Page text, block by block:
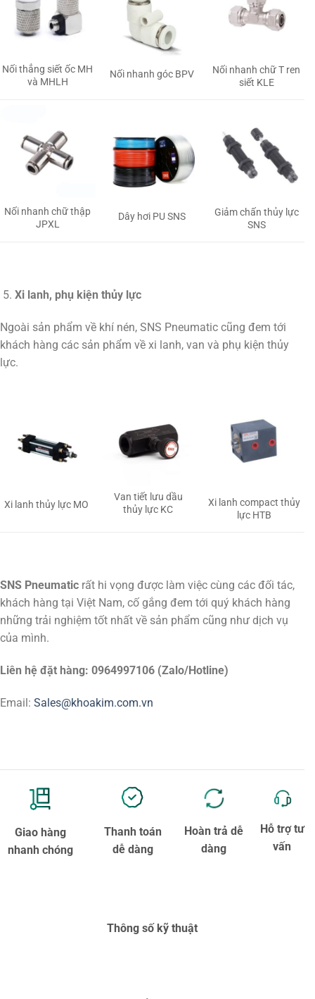
Nối thẳng siết ốc MH
và MHLH
Nối nhanh góc BPV
Nối nhanh chữ T ren
siết KLE
Nối nhanh chữ thập
JPXL
Dây hơi PU SNS
Giảm chấn thủy lực
SNS
Xi lanh, phụ kiện thủy lực
Ngoài sản phẩm về khí nén, SNS Pneumatic cũng đem tới
khách hàng các sản phẩm về xi lanh, van và phụ kiện thủy
lực.
Xi lanh thủy lực MO
Van tiết lưu dầu
thủy lực KC
Xi lanh compact thủy
lực HTB
SNS Pneumatic rất hi vọng được làm việc cùng các đối tác,
khách hàng tại Việt Nam, cố gắng đem tới quý khách hàng
những trải nghiệm tốt nhất về sản phẩm cũng như dịch vụ
của mình.
Liên hệ đặt hàng: 0964997106 (Zalo/Hotline)
Email: Sales@khoakim.com.vn
Giao hàng
nhanh chóng
Thanh toán
dễ dàng
Hoàn trả dễ
dàng
Hỗ trợ tư
vấn
Thông số kỹ thuật